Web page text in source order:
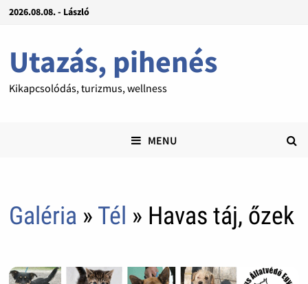
2026.08.08. - László
Utazás, pihenés
Kikapcsolódás, turizmus, wellness
MENU
Galéria » Tél » Havas táj, őzek